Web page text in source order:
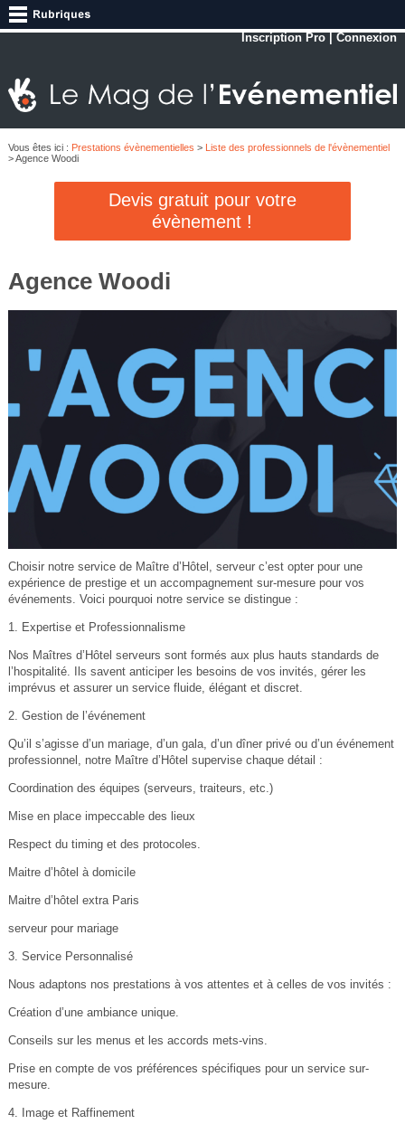
Inscription Pro |Connexion
Vous êtes ici : Prestations évènementielles >
Liste des professionnels de l'évènementiel
> Agence Woodi
Devis gratuit pour votre
évènement !
Agence Woodi
Choisir notre service de Maître d’Hôtel, serveur c’est opter pour une
expérience de prestige et un accompagnement sur-mesure pour vos
événements. Voici pourquoi notre service se distingue :
1. Expertise et Professionnalisme
Nos Maîtres d’Hôtel serveurs sont formés aux plus hauts standards de
l’hospitalité. Ils savent anticiper les besoins de vos invités, gérer les
imprévus et assurer un service fluide, élégant et discret.
2. Gestion de l’événement
Qu’il s’agisse d’un mariage, d’un gala, d’un dîner privé ou d’un événement
professionnel, notre Maître d’Hôtel supervise chaque détail :
Coordination des équipes (serveurs, traiteurs, etc.)
Mise en place impeccable des lieux
Respect du timing et des protocoles.
Maitre d’hôtel à domicile
Maitre d’hôtel extra Paris
serveur pour mariage
3. Service Personnalisé
Nous adaptons nos prestations à vos attentes et à celles de vos invités :
Création d’une ambiance unique.
Conseils sur les menus et les accords mets-vins.
Prise en compte de vos préférences spécifiques pour un service sur-
mesure.
4. Image et Raffinement